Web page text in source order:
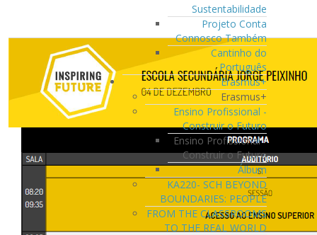
Sustentabilidade
Projeto Conta
Connosco Também
Cantinho do
Português
Erasmus+
Erasmus+
Ensino Profissional -
Construir o Futuro
Ensino Profissional -
Construir o Futuro
Álbum
KA220- SCH BEYOND
BOUNDARIES: PEOPLE
FROM THE CLASSROOMS
TO THE REAL WORLD